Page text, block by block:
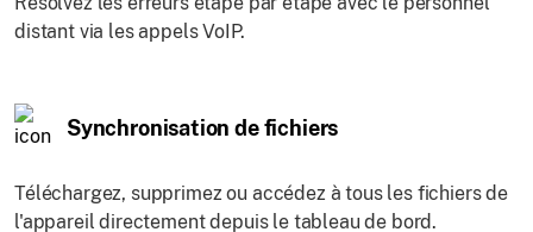
distant via les appels VoIP.
Synchronisation de fichiers
Téléchargez, supprimez ou accédez à tous les fichiers de
l'appareil directement depuis le tableau de bord.